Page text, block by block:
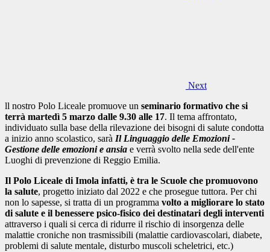
Next
ll nostro Polo Liceale promuove un seminario formativo che si
terrà martedì 5 marzo dalle 9.30 alle 17. Il tema affrontato,
individuato sulla base della rilevazione dei bisogni di salute condotta
a inizio anno scolastico, sarà Il Linguaggio delle Emozioni -
Gestione delle emozioni e ansia e verrà svolto nella sede dell'ente
Luoghi di prevenzione di Reggio Emilia.
Il Polo Liceale di Imola infatti, è tra le Scuole che promuovono
la salute, progetto iniziato dal 2022 e che prosegue tuttora. Per chi
non lo sapesse, si tratta di un programma volto a migliorare lo stato
di salute e il benessere psico-fisico dei destinatari degli interventi
attraverso i quali si cerca di ridurre il rischio di insorgenza delle
malattie croniche non trasmissibili (malattie cardiovascolari, diabete,
problemi di salute mentale, disturbo muscoli scheletrici, etc.)